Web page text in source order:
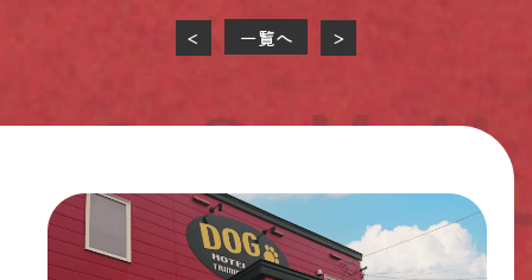
< 一覧へ >